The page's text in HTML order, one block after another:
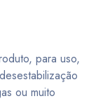
para uso,
ou muito